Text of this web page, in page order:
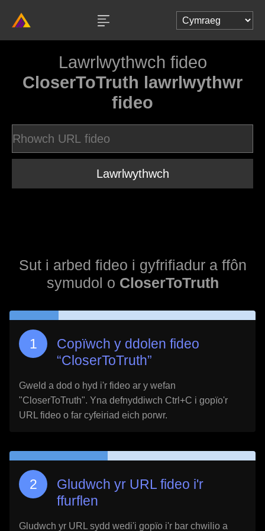
Lawrlwythwch fideo
CloserToTruth lawrlwythwr
fideo
Lawrlwythwch
Sut i arbed fideo i gyfrifiadur a ffôn
symudol o CloserToTruth
Copïwch y ddolen fideo
“CloserToTruth”
Gweld a dod o hyd i'r fideo ar y wefan
"CloserToTruth". Yna defnyddiwch Ctrl+C i gopïo'r
URL fideo o far cyfeiriad eich porwr.
Gludwch yr URL fideo i'r
ffurflen
Gludwch yr URL sydd wedi'i gopïo i'r bar chwilio a